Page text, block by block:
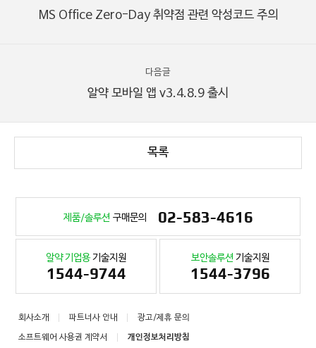
MS Office Zero-Day 취약점 관련 악성코드 주의
다음글
알약 모바일 앱 v3.4.8.9 출시
목록
제품/솔루션 구매문의 02-583-4616
알약 기업용기술지원
1544-9744
보안솔루션 기술지원
1544-3796
회사소개 파트너사 안내
광고/제휴 문의
소프트웨어 사용권 계약서
개인정보처리방침